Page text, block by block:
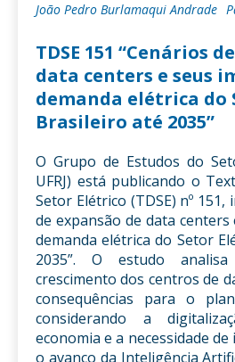
João Pedro Burlamaqui Andrade
TDSE 151 “Cenários
data centers e seus
demanda elétrica do
Brasileiro até 2035”
O Grupo de Estudos do
UFRJ) está publicando o
Setor Elétrico (TDSE) nº
de expansão de data
demanda elétrica do Setor
2035”. O estudo
crescimento dos centros de
consequências para o
considerando a
economia e a necessidade
o avanço da Inteligência